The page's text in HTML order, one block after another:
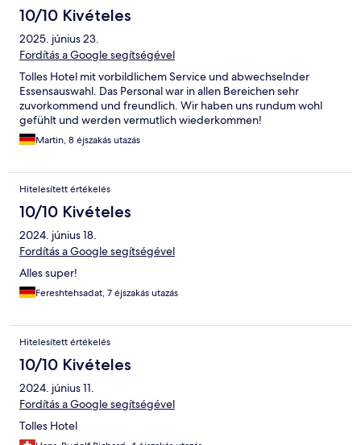
10/10 Kivételes
2025. június 23.
Fordítás a Google segítségével
Tolles Hotel mit vorbildlichem Service und abwechselnder
Essensauswahl. Das Personal war in allen Bereichen sehr
zuvorkommend und freundlich. Wir haben uns rundum wohl
gefühlt und werden vermutlich wiederkommen!
Martin, 8 éjszakás utazás
Hitelesített értékelés
10/10 Kivételes
2024. június 18.
Fordítás a Google segítségével
Alles super!
Fereshtehsadat, 7 éjszakás utazás
Hitelesített értékelés
10/10 Kivételes
2024. június 11.
Fordítás a Google segítségével
Tolles Hotel